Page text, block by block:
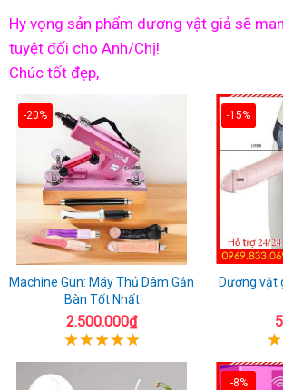
Hy vọng sản phẩm dương vật giả sẽ
tuyệt đối cho Anh/Chị!
Chúc tốt đẹp,
-20%
Machine Gun: Máy Thủ Dâm Gắn
Bàn Tốt Nhất
2.500.000₫
-15%
Dương vật
-8%